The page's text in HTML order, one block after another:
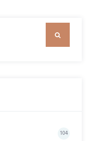
104